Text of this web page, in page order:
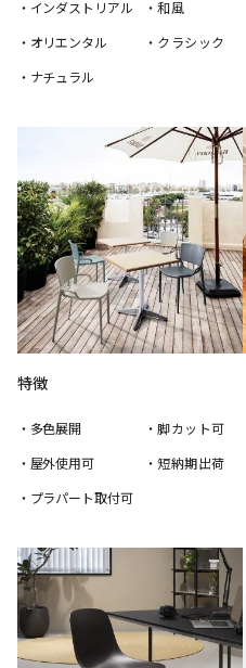
・インダストリアル
・オリエンタル
・ナチュラル
・和風
・クラシック
特徴
・多色展開
・屋外使用可
・プラパート取付可
・脚カット可
・短納期出荷